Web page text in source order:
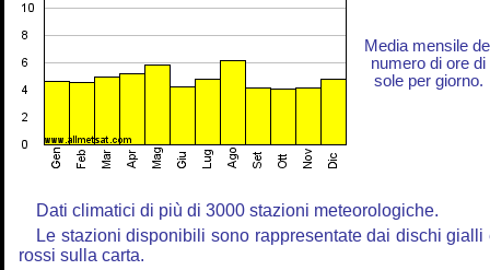
Media mensile
numero di ore di
sole per giorno.
Dati climatici di più di 3000 stazioni meteorologiche.
Le stazioni disponibili sono rappresentate dai dischi gialli
rossi sulla carta.